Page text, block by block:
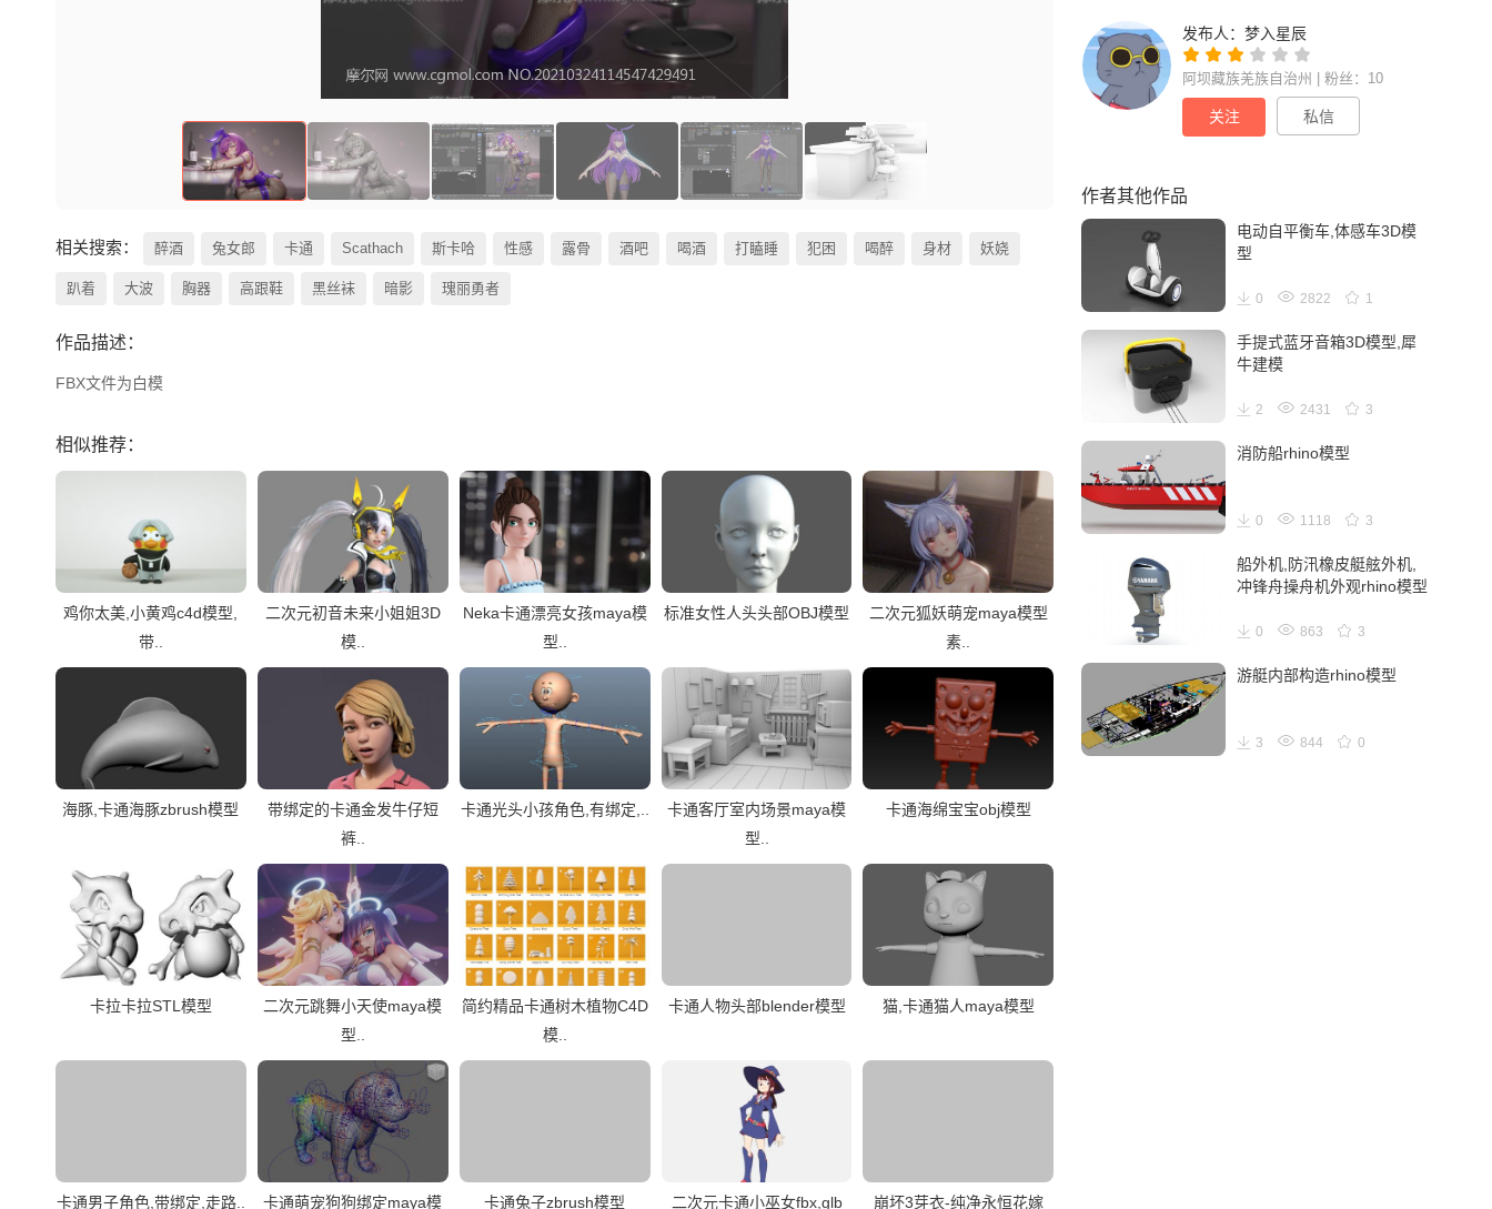
相关搜索： 醉酒 兔女郎 卡通 Scathach 斯卡哈 性感 露骨 酒吧 喝酒 打瞌睡 犯困 喝醉 身材 妖娆
趴着 大波 胸器 高跟鞋 黑丝袜 暗影 瑰丽勇者
作品描述：
FBX文件为白模
相似推荐：
鸡你太美,小黄鸡c4d模型,
带..
二次元初音未来小姐姐3D
模..
Neka卡通漂亮女孩maya模
型..
标准女性人头头部OBJ模型
二次元狐妖萌宠maya模型
素..
海豚,卡通海豚zbrush模型
带绑定的卡通金发牛仔短
裤..
卡通光头小孩角色,有绑定,..
卡通客厅室内场景maya模
型..
卡通海绵宝宝obj模型
卡拉卡拉STL模型
二次元跳舞小天使maya模
型..
简约精品卡通树木植物C4D
模..
卡通人物头部blender模型 猫,卡通猫人maya模型
卡通男子角色,带绑定,走路..
卡通萌宠狗狗绑定maya模
卡通兔子zbrush模型
二次元卡通小巫女fbx,glb
崩坏3芽衣-纯净永恒花嫁
发布人：梦入星辰
阿坝藏族羌族自治州 | 粉丝：10
关注 私信
作者其他作品
电动自平衡车,体感车3D模
型
0 2822 1
手提式蓝牙音箱3D模型,犀
牛建模
2 2431 3
消防船rhino模型
0 1118 3
船外机,防汛橡皮艇舷外机,
冲锋舟操舟机外观rhino模型
0 863 3
游艇内部构造rhino模型
3 844 0